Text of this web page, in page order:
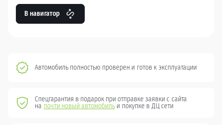
В навигатор
Автомобиль полностью проверен и готов к эксплуатации
Спецгарантия в подарок при отправке заявки с сайта
на почти новый автомобиль и покупке в ДЦ сети